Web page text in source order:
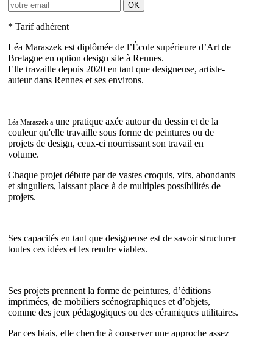
OK
* Tarif adhérent
Léa Maraszek est diplômée de l’École supérieure d’Art de
Bretagne en option design site à Rennes.
Elle travaille depuis 2020 en tant que designeuse, artiste-
auteur dans Rennes et ses environs.
Léa Maraszek a une pratique axée autour du dessin et de la
couleur qu'elle travaille sous forme de peintures ou de
projets de design, ceux-ci nourrissant son travail en
volume.
Chaque projet débute par de vastes croquis, vifs, abondants
et singuliers, laissant place à de multiples possibilités de
projets.
Ses capacités en tant que designeuse est de savoir structurer
toutes ces idées et les rendre viables.
Ses projets prennent la forme de peintures, d’éditions
imprimées, de mobiliers scénographiques et d’objets,
comme des jeux pédagogiques ou des céramiques utilitaires.
Par ces biais, elle cherche à conserver une approche assez